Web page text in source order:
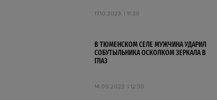
17.10.2023 11:30
В ТЮМЕНСКОМ СЕЛЕ МУЖЧИНА УДАРИЛ
СОБУТЫЛЬНИКА ОСКОЛКОМ ЗЕРКАЛА В
ГЛАЗ
14.09.2023 12:30